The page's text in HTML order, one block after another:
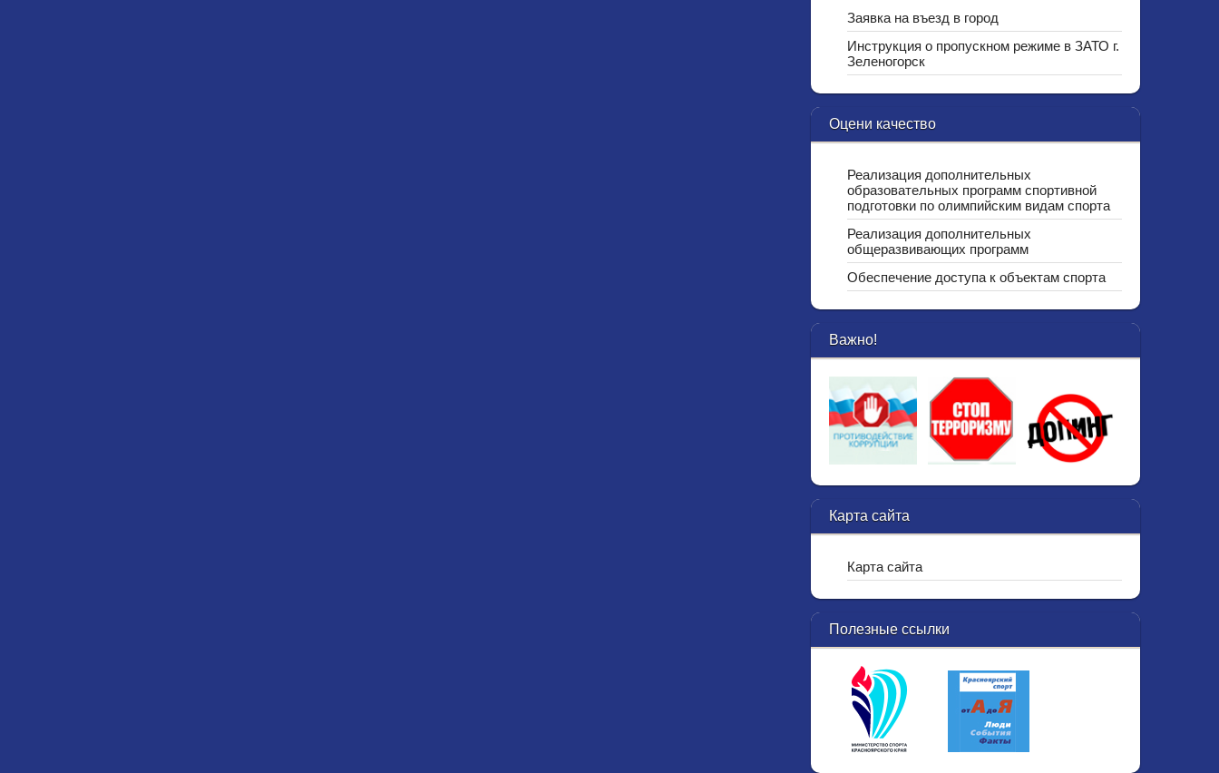
Заявка на въезд в город
Инструкция о пропускном режиме в ЗАТО г.
Зеленогорск
Оцени качество
Реализация дополнительных
образовательных программ спортивной
подготовки по олимпийским видам спорта
Реализация дополнительных
общеразвивающих программ
Обеспечение доступа к объектам спорта
Важно!
Карта сайта
Карта сайта
Полезные ссылки